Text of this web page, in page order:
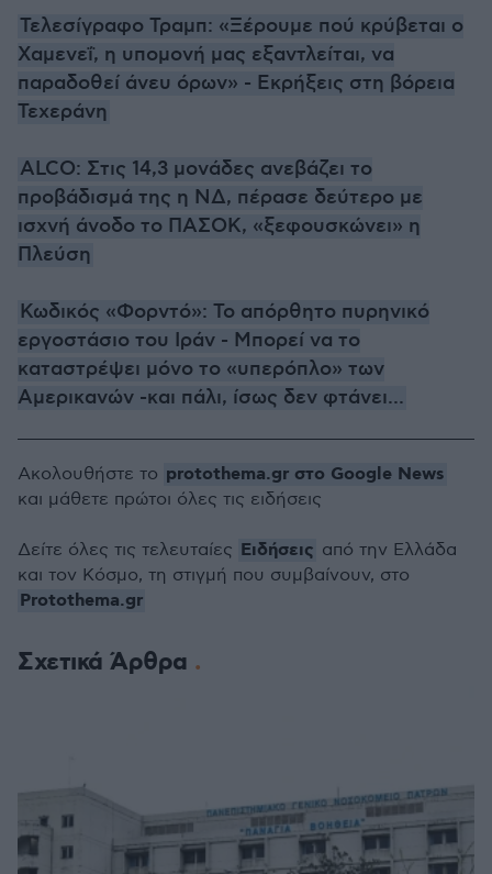
Τελεσίγραφο Τραμπ: «Ξέρουμε πού κρύβεται ο
Χαμενεΐ, η υπομονή μας εξαντλείται, να
παραδοθεί άνευ όρων» - Εκρήξεις στη βόρεια
Τεχεράνη
ALCO: Στις 14,3 μονάδες ανεβάζει το
προβάδισμά της η ΝΔ, πέρασε δεύτερο με
ισχνή άνοδο το ΠΑΣΟΚ, «ξεφουσκώνει» η
Πλεύση
Κωδικός «Φορντό»: Το απόρθητο πυρηνικό
εργοστάσιο του Ιράν - Μπορεί να το
καταστρέψει μόνο το «υπερόπλο» των
Αμερικανών -και πάλι, ίσως δεν φτάνει...
Σχετικά Άρθρα
Ακολουθήστε το protothema.gr στο Google News
και μάθετε πρώτοι όλες τις ειδήσεις
Δείτε όλες τις τελευταίες Ειδήσεις από την Ελλάδα
και τον Κόσμο, τη στιγμή που συμβαίνουν, στο
Protothema.gr